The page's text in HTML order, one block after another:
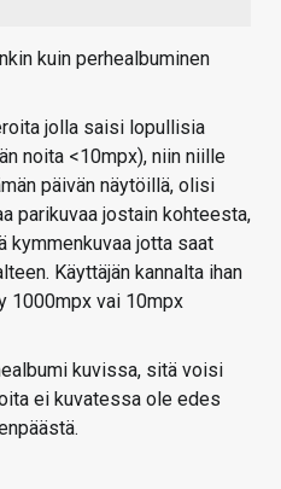
kuin perhealbuminen
jolla saisi lopullisia
noita <10mpx), niin niille
päivän näytöillä, olisi
parikuvaa jostain kohteesta,
kymmenkuvaa jotta saat
Käyttäjän kannalta ihan
1000mpx vai 10mpx
kuvissa, sitä voisi
ei kuvatessa ole edes